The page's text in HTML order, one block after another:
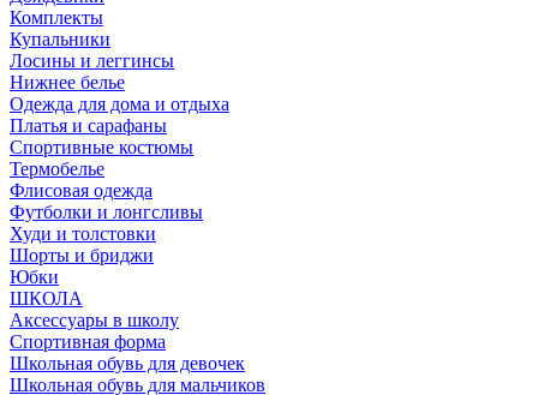
Комплекты
Купальники
Лосины и леггинсы
Нижнее белье
Одежда для дома и отдыха
Платья и сарафаны
Спортивные костюмы
Термобелье
Флисовая одежда
Футболки и лонгсливы
Худи и толстовки
Шорты и бриджи
Юбки
ШКОЛА
Аксессуары в школу
Спортивная форма
Школьная обувь для девочек
Школьная обувь для мальчиков